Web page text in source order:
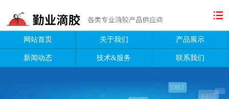
网站首页 关于我们 产品展示
新闻动态 技术&服务 联系我们